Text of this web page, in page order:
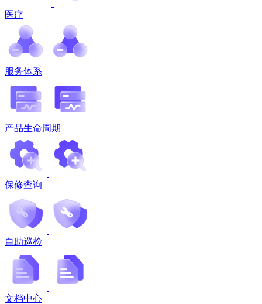
医疗
服务体系
产品生命周期
保修查询
自助巡检
文档中心